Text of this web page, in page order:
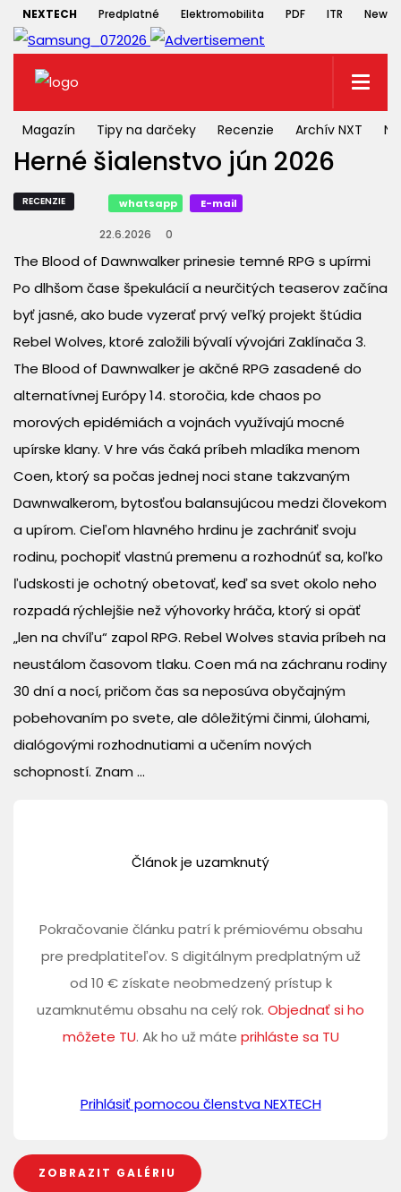
NEXTECH Predplatné Elektromobilita PDF ITR
Magazín Tipy na darčeky Recenzie Archív NXT
Herné šialenstvo jún 2026
RECENZIE whatsapp E-mail
22.6.2026 0
The Blood of Dawnwalker prinesie temné RPG s upírmi
Po dlhšom čase špekulácií a neurčitých teaserov začína
byť jasné, ako bude vyzerať prvý veľký projekt štúdia
Rebel Wolves, ktoré založili bývalí vývojári Zaklínača 3.
The Blood of Dawnwalker je akčné RPG zasadené do
alternatívnej Európy 14. storočia, kde chaos po
morových epidémiách a vojnách využívajú mocné
upírske klany. V hre vás čaká príbeh mladíka menom
Coen, ktorý sa počas jednej noci stane takzvaným
Dawnwalkerom, bytosťou balansujúcou medzi človekom
a upírom. Cieľom hlavného hrdinu je zachrániť svoju
rodinu, pochopiť vlastnú premenu a rozhodnúť sa, koľko
ľudskosti je ochotný obetovať, keď sa svet okolo neho
rozpadá rýchlejšie než výhovorky hráča, ktorý si opäť
„len na chvíľu“ zapol RPG. Rebel Wolves stavia príbeh na
neustálom časovom tlaku. Coen má na záchranu rodiny
30 dní a nocí, pričom čas sa neposúva obyčajným
pobehovaním po svete, ale dôležitými činmi, úlohami,
dialógovými rozhodnutiami a učením nových
schopností. Znam ...
Článok je uzamknutý
Pokračovanie článku patrí k prémiovému obsahu
pre predplatiteľov. S digitálnym predplatným už
od 10 € získate neobmedzený prístup k
uzamknutému obsahu na celý rok. Objednať si ho
môžete TU. Ak ho už máte prihláste sa TU
Prihlásiť pomocou členstva NEXTECH
ZOBRAZIT GALÉRIU